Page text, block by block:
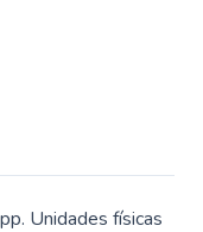
Unidades físicas